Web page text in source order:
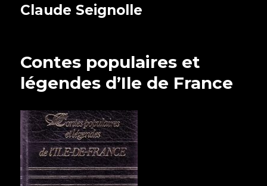
Claude Seignolle
Contes populaires et
légendes d’Ile de France